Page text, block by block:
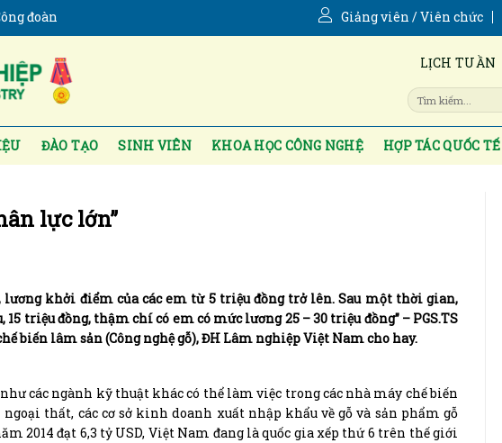
đoàn Giảng viên / Viên chức
LỊCH TUẦN
ĐÀO TẠO SINH VIÊN KHOA HỌC CÔNG NGHỆ HỢP TÁC QUỐC TẾ
lực lớn”
khởi điểm của các em từ 5 triệu đồng trở lên. Sau một thời gian,
triệu đồng, thậm chí có em có mức lương 25 – 30 triệu đồng” – PGS.TS
biến lâm sản (Công nghệ gỗ), ĐH Lâm nghiệp Việt Nam cho hay.
các ngành kỹ thuật khác có thể làm việc trong các nhà máy chế biến
thất, các cơ sở kinh doanh xuất nhập khẩu về gỗ và sản phẩm gỗ
2014 đạt 6,3 tỷ USD, Việt Nam đang là quốc gia xếp thứ 6 trên thế giới